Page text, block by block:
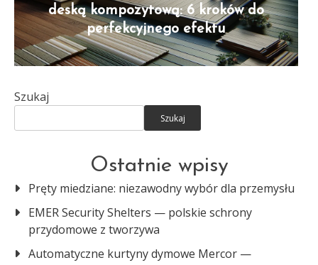
deską kompozytową: 6 kroków do
perfekcyjnego efektu
Szukaj
Szukaj
Ostatnie wpisy
Pręty miedziane: niezawodny wybór dla przemysłu
EMER Security Shelters — polskie schrony
przydomowe z tworzywa
Automatyczne kurtyny dymowe Mercor —